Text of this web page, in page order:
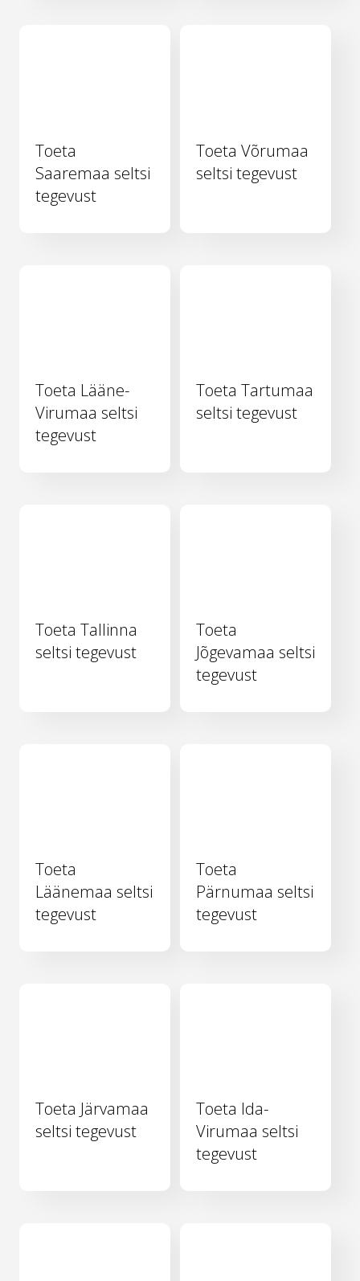
Toeta
Saaremaa seltsi
tegevust
Toeta Võrumaa
seltsi tegevust
Toeta Lääne-
Virumaa seltsi
tegevust
Toeta Tartumaa
seltsi tegevust
Toeta Tallinna
seltsi tegevust
Toeta
Jõgevamaa seltsi
tegevust
Toeta
Läänemaa seltsi
tegevust
Toeta
Pärnumaa seltsi
tegevust
Toeta Järvamaa
seltsi tegevust
Toeta Ida-
Virumaa seltsi
tegevust